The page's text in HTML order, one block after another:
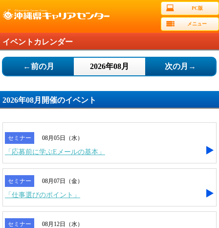
PC版
メニュー
イベントカレンダー
←前の月 2026年08月 次の月→
2026年08月開催のイベント
セミナー 08月05日（水）
「応募前に学ぶEメールの基本」
セミナー 08月07日（金）
「仕事選びのポイント」
セミナー 08月12日（水）